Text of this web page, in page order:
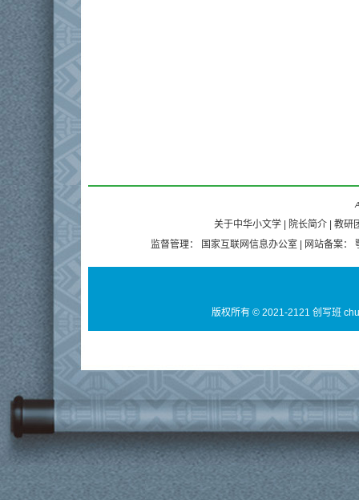
关于中华小文学 院长简介
教研
监督管理：
国家互联网信息办公室 | 网站备案：
版权所有 © 2021-2121 创写班